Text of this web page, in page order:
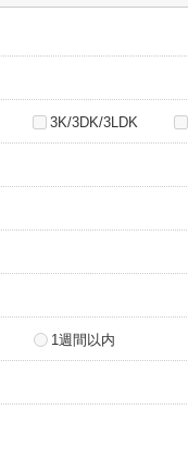
3K/3DK/3LDK
1週間以内